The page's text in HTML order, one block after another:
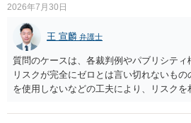
2026年7月30日
王 宣麟 弁護士
質問のケースは、各裁判例やパブリシテ
リスクが完全にゼロとは言い切れないも
を使用しないなどの工夫により、リスク
推測できる」という点は、裁判で争われ